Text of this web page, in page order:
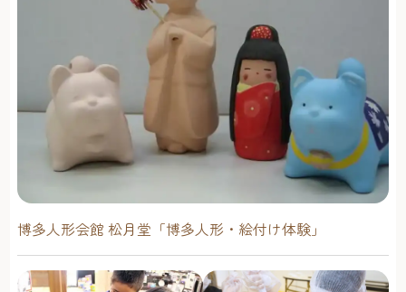
博多人形会館 松月堂「博多人形・絵付け体験」